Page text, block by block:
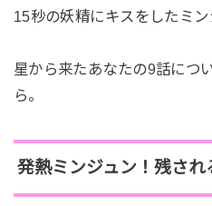
15秒の妖精にキスをしたミ
星から来たあなたの9話につ
ら。
発熱ミンジュン！残され